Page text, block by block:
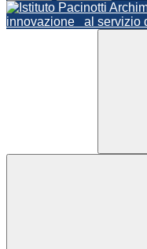
innovazione
al servizio